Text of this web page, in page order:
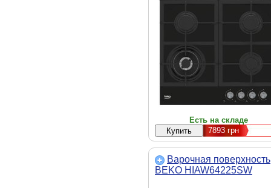
Есть на складе
7893 грн
Варочная поверхность
BEKO HIAW64225SW